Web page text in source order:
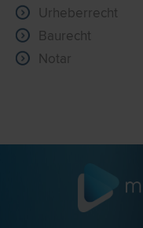
Urheberrecht
Baurecht
Notar